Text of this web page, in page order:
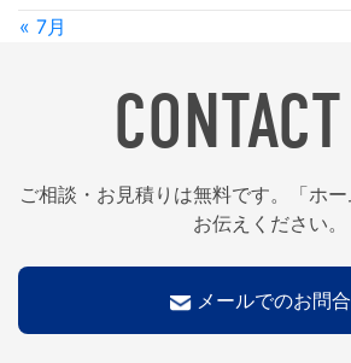
« 7月
ご相談・お見積りは無料です。「ホ
お伝えください。
メールでのお問